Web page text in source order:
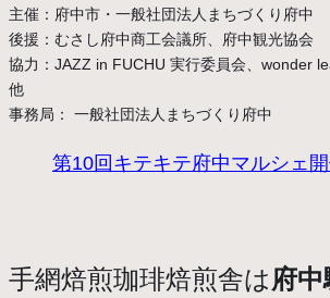
主催：府中市・一般社団法人まちづくり府中
後援：むさし府中商工会議所、府中観光協会
協力：JAZZ in FUCHU 実行委員会、wonder
他
事務局： 一般社団法人まちづくり府中
第10回キテキテ府中マルシェ
手網焙煎珈琲焙煎舎は府中